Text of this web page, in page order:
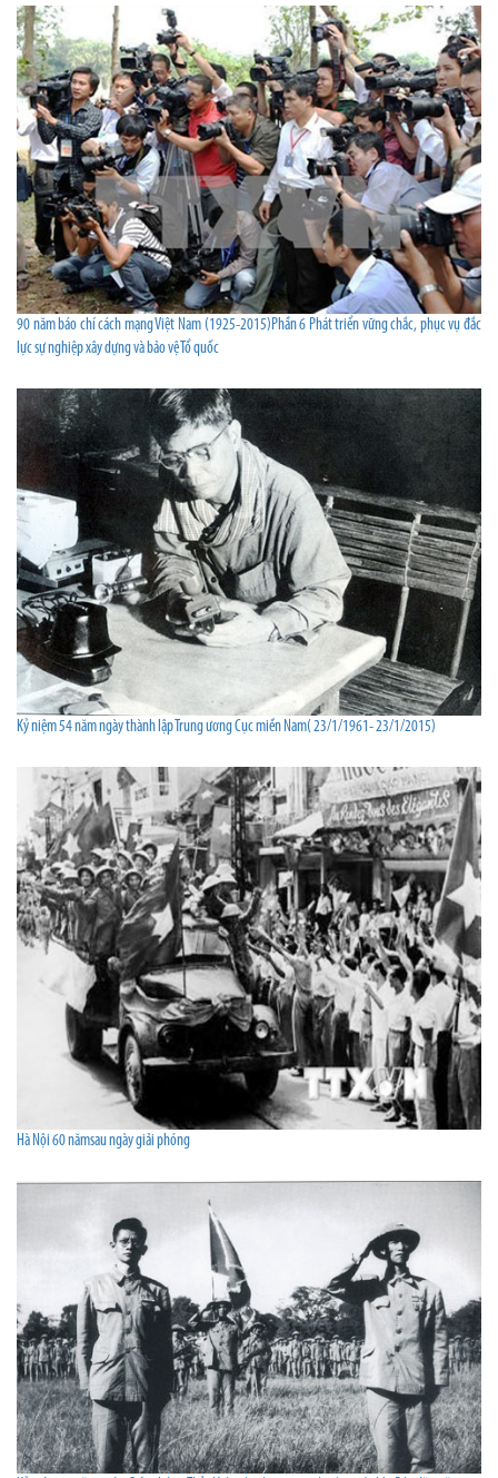
90 năm báo chí cách mạng Việt Nam (1925-2015)Phần 6 Phát triển vững chắc, phục vụ đắc
lực sự nghiệp xây dựng và bảo vệ Tổ quốc
Kỷ niệm 54 năm ngày thành lập Trung ương Cục miền Nam( 23/1/1961- 23/1/2015)
Hà Nội 60 nămsau ngày giải phóng